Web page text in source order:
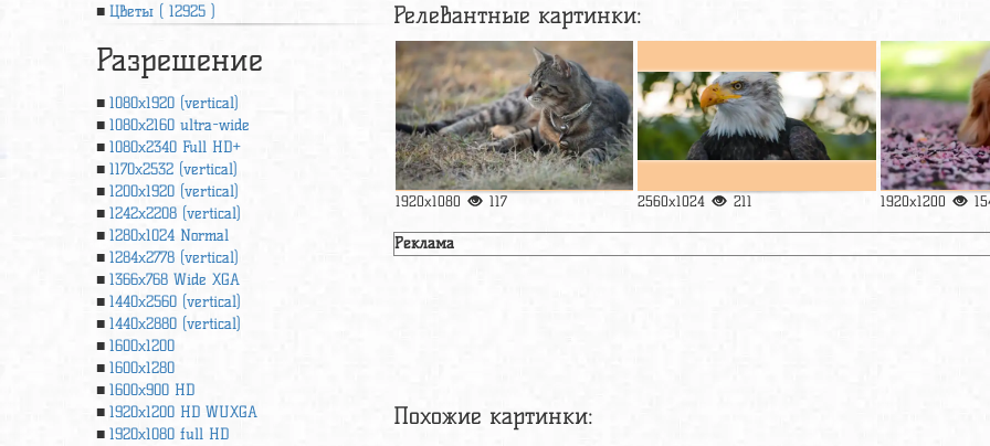
Цветы ( 12925 )
Разрешение
1080x1920 (vertical)
1080x2160 ultra-wide
1080x2340 Full HD+
1170x2532 (vertical)
1200x1920 (vertical)
1242x2208 (vertical)
1280x1024 Normal
1284x2778 (vertical)
1366х768 Wide XGA
1440x2560 (vertical)
1440x2880 (vertical)
1600x1200
1600x1280
1600x900 HD
1920x1200 HD WUXGA
1920х1080 full HD
Релевантные картинки:
1920x1080 117 2560x1024 211 1920x1200
Реклама
Похожие картинки: